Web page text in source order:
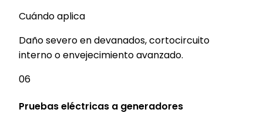
Cuándo aplica
Daño severo en devanados, cortocircuito
interno o envejecimiento avanzado.
06
Pruebas eléctricas a generadores